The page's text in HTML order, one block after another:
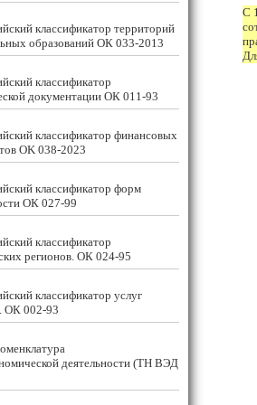
С
классификатор территорий
образований ОК 033-2013
классификатор
документации ОК 011-93
классификатор финансовых
OK 038-2023
классификатор форм
ОК 027-99
классификатор
регионов. ОК 024-95
классификатор услуг
ОК 002-93
деятельности (ТН ВЭД